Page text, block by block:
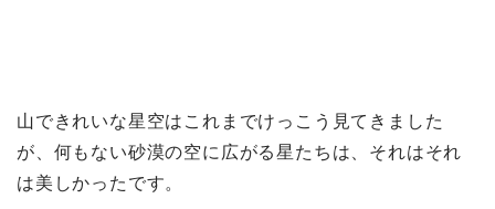
山できれいな星空はこれまでけっこう見てきました
が、何もない砂漠の空に広がる星たちは、それはそれ
は美しかったです。